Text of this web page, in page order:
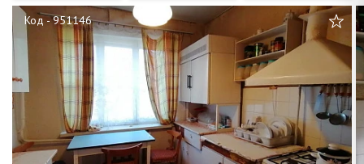
Код - 951146